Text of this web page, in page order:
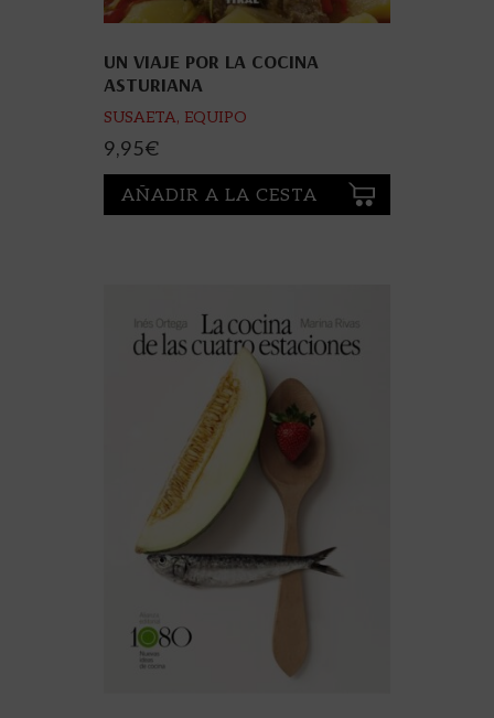
UN VIAJE POR LA COCINA
ASTURIANA
SUSAETA, EQUIPO
9,95€
AÑADIR A LA CESTA